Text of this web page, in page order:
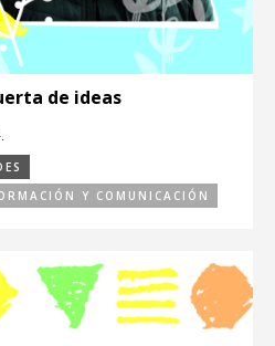
de ideas
Y COMUNICACIÓN